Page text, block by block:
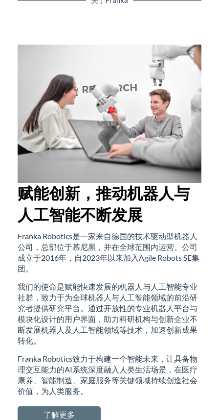
赋能创新，推动机器人与
人工智能不断发展
Franka Robotics是一家来自德国的技术驱动型机器人
公司，总部位于慕尼黑，并在全球范围内运营。公司
成立于2016年，自2023年以来加入Agile Robots SE集
团。
我们的使命是赋能快速发展的机器人与人工智能专业
社群，致力于为全球机器人与人工智能领域的前沿研
究者提供研究平台。通过开放性的专业机器人平台与
模块化设计的用户界面，助力科研机构与创新企业不
断发展机器人及人工智能领域等技术，加速创新成果
转化。
Franka Robotics致力于构建一个智能未来，让具备物
理交互能力的AI系统深度融入人类生活场景，在医疗
康养、智能制造、家庭服务等关键领域持续创造社会
价值，为人类服务。
了解更多